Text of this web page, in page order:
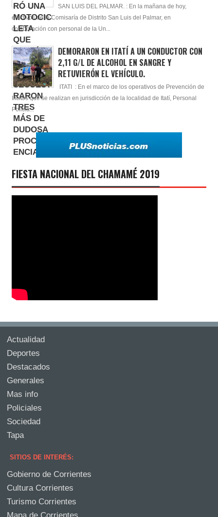
SAN LUIS DEL PALMAR. : En la mañana de hoy,
efectivos de la Comisaría de Distrito San Luis del Palmar, en
colaboración con personal de la Un...
DEMORARON EN ITATÍ A UN CONDUCTOR CON
2,11 G/L DE ALCOHOL EN SANGRE Y
RETUVIERÓN EL VEHÍCULO.
ITATI : En el marco de los operativos de Prevención de
Ilícitos que se realizan en jurisdicción de la localidad de Itatí, Personal
Policia...
FIESTA NACIONAL DEL CHAMAMÉ 2019
Actualidad
Deportes
Destacados
Generales
Mas info
Policiales
Sociedad
Tapa
SITIOS DE INTERÉS:
Gobierno de Corrientes
Cultura Corrientes
Turismo Corrientes